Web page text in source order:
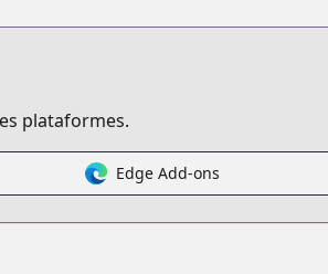
plataformes.
Edge Add-ons